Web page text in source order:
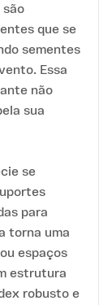
são
que se
sementes
Essa
não
sua
se
para
torna uma
espaços
estrutura
robusto e